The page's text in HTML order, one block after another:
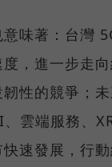
味著：台灣
，進一步走
性的競爭；
雲端服務、
速發展，行